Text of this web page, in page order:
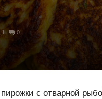
1 0
с отварной